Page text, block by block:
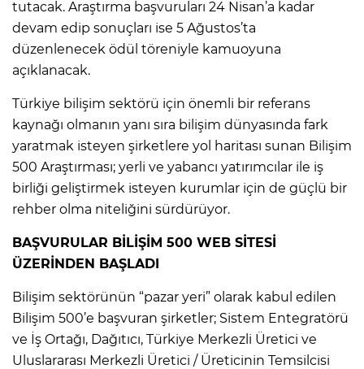
tutacak. Araştırma başvuruları 24 Nisan’a kadar
devam edip sonuçları ise 5 Ağustos’ta
düzenlenecek ödül töreniyle kamuoyuna
açıklanacak.
Türkiye bilişim sektörü için önemli bir referans
kaynağı olmanın yanı sıra bilişim dünyasında fark
yaratmak isteyen şirketlere yol haritası sunan Bilişim
500 Araştırması; yerli ve yabancı yatırımcılar ile iş
birliği geliştirmek isteyen kurumlar için de güçlü bir
rehber olma niteliğini sürdürüyor.
BAŞVURULAR BİLİŞİM 500 WEB SİTESİ
ÜZERİNDEN BAŞLADI
Bilişim sektörünün “pazar yeri” olarak kabul edilen
Bilişim 500’e başvuran şirketler; Sistem Entegratörü
ve İş Ortağı, Dağıtıcı, Türkiye Merkezli Üretici ve
Uluslararası Merkezli Üretici / Üreticinin Temsilcisi